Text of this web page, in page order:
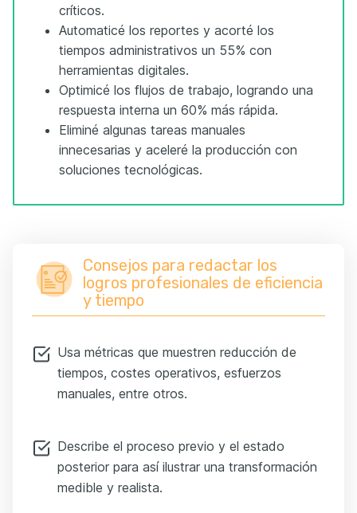
críticos.
Automaticé los reportes y acorté los
tiempos administrativos un 55% con
herramientas digitales.
Optimicé los flujos de trabajo, logrando una
respuesta interna un 60% más rápida.
Eliminé algunas tareas manuales
innecesarias y aceleré la producción con
soluciones tecnológicas.
Consejos para redactar los
logros profesionales de eficiencia
y tiempo
Usa métricas que muestren reducción de
tiempos, costes operativos, esfuerzos
manuales, entre otros.
Describe el proceso previo y el estado
posterior para así ilustrar una transformación
medible y realista.